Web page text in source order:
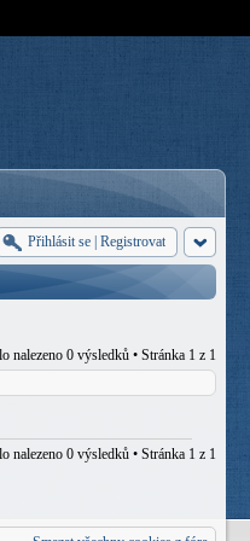
Přihlásit se Registrovat
nalezeno 0 výsledků • Stránka 1 z 1
nalezeno 0 výsledků • Stránka 1 z 1